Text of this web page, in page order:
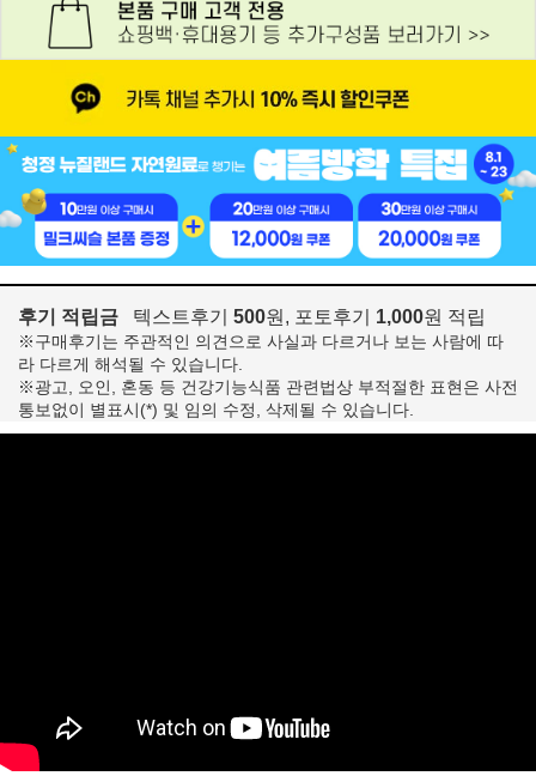
후기 적립금 텍스트후기 500원, 포토후기 1,000원 적립
※구매후기는 주관적인 의견으로 사실과 다르거나 보는 사람에 따
라 다르게 해석될 수 있습니다.
※광고, 오인, 혼동 등 건강기능식품 관련법상 부적절한 표현은 사전
통보없이 별표시(*) 및 임의 수정, 삭제될 수 있습니다.